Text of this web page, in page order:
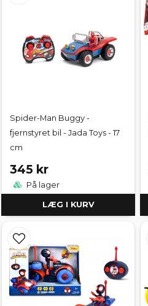
Spider-Man Buggy -
fjernstyret bil - Jada Toys - 17
cm
345 kr
På lager
LÆG I KURV